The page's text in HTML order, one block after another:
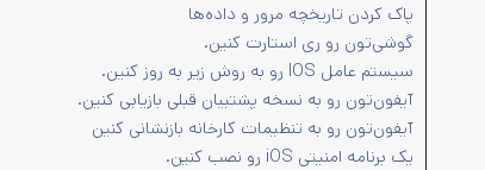
پاک کردن تاریخچه مرور و داده‌ها
گوشی‌تون رو ری استارت کنین.
سیستم عامل IOS رو به روش زیر به روز کنین.
آیفون‌تون رو به نسخه پشتیبان قبلی بازیابی کنین.
آیفون‌تون رو به تنظیمات کارخانه بازنشانی کنین
یک برنامه امنیتی iOS رو نصب کنین.